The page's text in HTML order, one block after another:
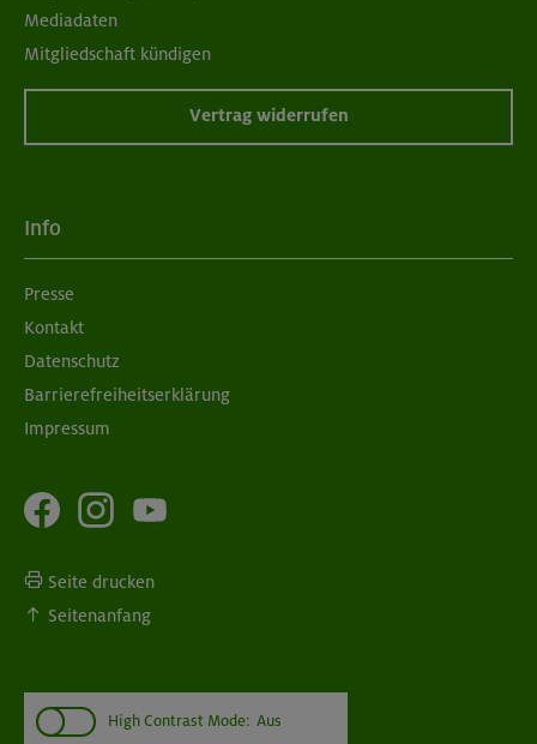
Mediadaten
Mitgliedschaft kündigen
Vertrag widerrufen
Info
Presse
Kontakt
Datenschutz
Barrierefreiheitserklärung
Impressum
Seite drucken
Seitenanfang
High Contrast Mode: Aus